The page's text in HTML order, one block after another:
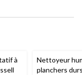
à
Nettoyeur
planchers